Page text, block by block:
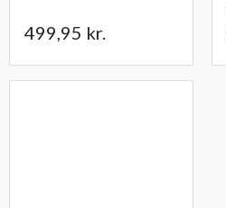
499,95 kr.